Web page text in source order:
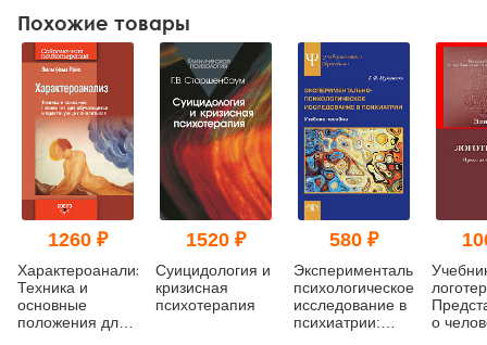
Похожие товары
1260 ₽
Характероанализ:
Техника и
основные
положения для
1520 ₽
Суицидология и
кризисная
психотерапия
580 ₽
Экспериментально-
психологическое
исследование в
психиатрии:
о